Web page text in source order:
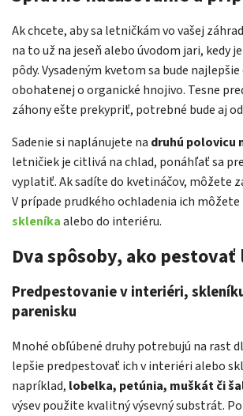
Ak chcete, aby sa letničkám vo vašej
na to už na jeseň alebo úvodom jari, kedy
pôdy. Vysadeným kvetom sa bude
obohatenej o organické hnojivo. Tesne
záhony ešte prekypriť, potrebné bude aj
Sadenie si naplánujete na druhú polovicu
letničiek je citlivá na chlad, ponáhľať sa
vyplatiť. Ak sadíte do kvetináčov, môžete
V prípade prudkého ochladenia ich
skleníkaalebo do interiéru.
Dva spôsoby, ako
Predpestovanie v interiéri,
parenisku
Mnohé obľúbené druhy potrebujú na rast
lepšie predpestovať ich v interiéri alebo
napríklad, lobelka, petúnia, muškát či
výsev použite kvalitný výsevný substrát.